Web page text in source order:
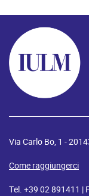
Via Carlo Bo, 1 -
Come raggiungerci
Tel. +39 02 891411 |